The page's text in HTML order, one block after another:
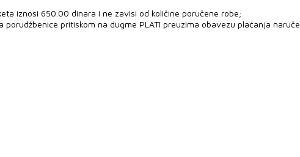
iznosi 650.00 dinara i ne zavisi od količine poručene robe;
porudžbenice pritiskom na dugme PLATI preuzima obavezu plaćanja